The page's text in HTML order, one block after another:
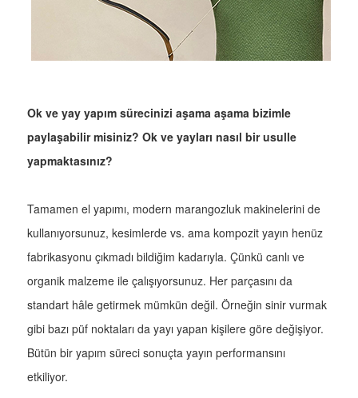
Ok ve yay yapım sürecinizi aşama aşama bizimle
paylaşabilir misiniz? Ok ve yayları nasıl bir usulle
yapmaktasınız?
Tamamen el yapımı, modern marangozluk makinelerini de
kullanıyorsunuz, kesimlerde vs. ama kompozit yayın henüz
fabrikasyonu çıkmadı bildiğim kadarıyla. Çünkü canlı ve
organik malzeme ile çalışıyorsunuz. Her parçasını da
standart hâle getirmek mümkün değil. Örneğin sinir vurmak
gibi bazı püf noktaları da yayı yapan kişilere göre değişiyor.
Bütün bir yapım süreci sonuçta yayın performansını
etkiliyor.